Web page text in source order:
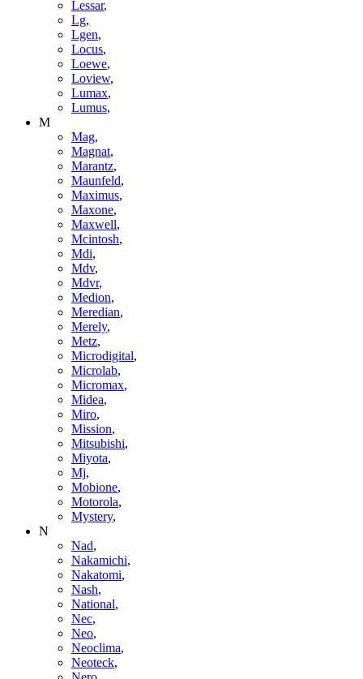
Lessar,
Lg,
Lgen,
Locus,
Loewe,
Loview,
Lumax,
Lumus,
M
Mag,
Magnat,
Marantz,
Maunfeld,
Maximus,
Maxone,
Maxwell,
Mcintosh,
Mdi,
Mdv,
Mdvr,
Medion,
Meredian,
Merely,
Metz,
Microdigital,
Microlab,
Micromax,
Midea,
Miro,
Mission,
Mitsubishi,
Miyota,
Mj,
Mobione,
Motorola,
Mystery,
N
Nad,
Nakamichi,
Nakatomi,
Nash,
National,
Nec,
Neo,
Neoclima,
Neoteck,